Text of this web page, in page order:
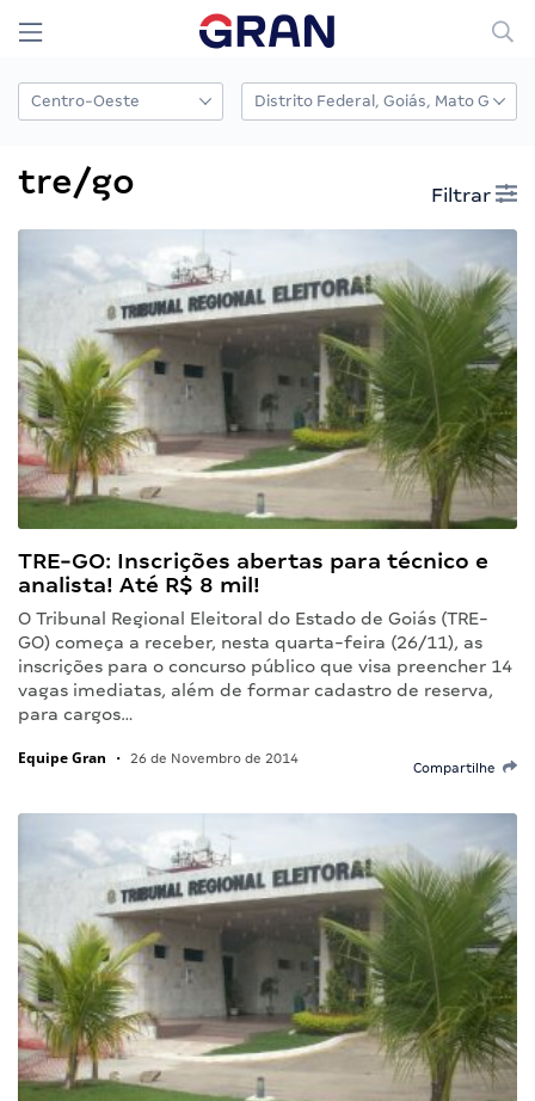
tre/go Filtrar
TRE-GO: Inscrições abertas para técnico e
analista! Até R$ 8 mil!
O Tribunal Regional Eleitoral do Estado de Goiás (TRE-
GO) começa a receber, nesta quarta-feira (26/11), as
inscrições para o concurso público que visa preencher 14
vagas imediatas, além de formar cadastro de reserva,
para cargos…
Equipe Gran • 26 de Novembro de 2014
Compartilhe